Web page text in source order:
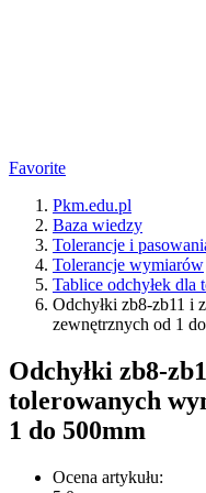
Favorite
Pkm.edu.pl
Baza wiedzy
Tolerancje i
Tolerancje wymiarów
Tablice odchyłek
Odchyłki zb8-zb11 i
zewnętrznych od 1
Odchyłki zb8-
tolerowanych
1 do 500mm
Ocena artykułu: